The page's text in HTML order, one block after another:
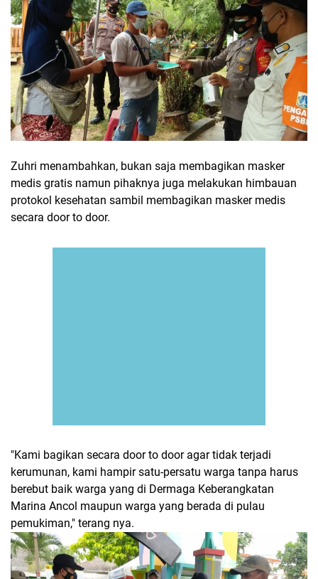
Zuhri menambahkan, bukan saja membagikan masker
medis gratis namun pihaknya juga melakukan himbauan
protokol kesehatan sambil membagikan masker medis
secara door to door.
"Kami bagikan secara door to door agar tidak terjadi
kerumunan, kami hampir satu-persatu warga tanpa harus
berebut baik warga yang di Dermaga Keberangkatan
Marina Ancol maupun warga yang berada di pulau
pemukiman," terang nya.